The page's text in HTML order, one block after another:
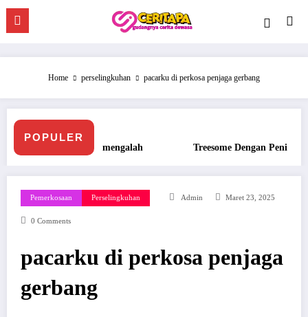
content
Home perselingkuhan pacarku di perkosa penjaga gerbang
POPULER
Treesome Dengan Penis Besar Pegawai Hotel
Pemerkosaan Perselingkuhan Admin Maret 23, 2025
0 Comments
pacarku di perkosa penjaga
gerbang